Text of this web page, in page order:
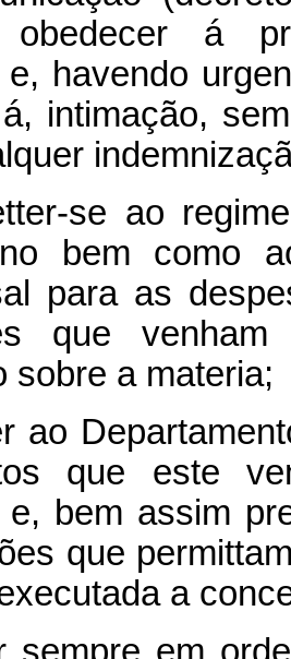
á
e, havendo
intimação,
se ao
bem como
para as
que
sobre a materia;
ao
que este
bem assim
que
a